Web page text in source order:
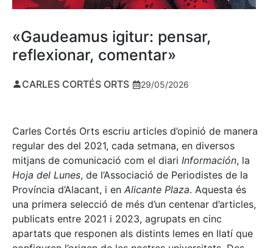
«Gaudeamus igitur: pensar,
reflexionar, comentar»
CARLES CORTÉS ORTS 29/05/2026
Carles Cortés Orts escriu articles d’opinió de manera
regular des del 2021, cada setmana, en diversos
mitjans de comunicació com el diari Información, la
Hoja del Lunes, de l’Associació de Periodistes de la
Província d’Alacant, i en Alicante Plaza. Aquesta és
una primera selecció de més d’un centenar d’articles,
publicats entre 2021 i 2023, agrupats en cinc
apartats que responen als distints lemes en llatí que